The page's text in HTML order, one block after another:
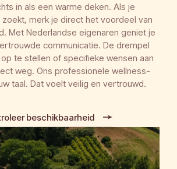
in als een warme deken. Als je
zoekt, merk je direct het voordeel van
Met Nederlandse eigenaren geniet je
communicatie. De drempel
te stellen of specifieke wensen aan
weg. Ons professionele wellness-
taal. Dat voelt veilig en vertrouwd.
beschikbaarheid